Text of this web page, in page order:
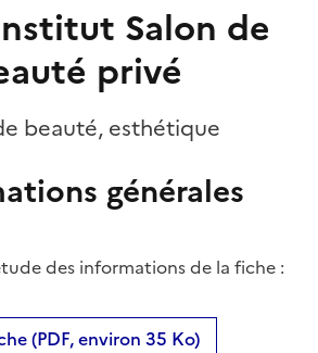
Salon de
privé
beauté, esthétique
générales
des informations de la fiche :
(PDF, environ 35 Ko)